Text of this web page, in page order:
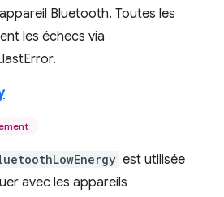
Bluetooth. Toutes les
les échecs via
est utilisée
avec les appareils